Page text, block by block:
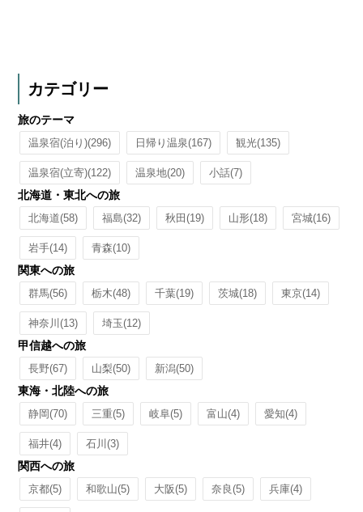
カテゴリー
旅のテーマ
温泉宿(泊り)(296) 日帰り温泉(167) 観光(135)
温泉宿(立寄)(122) 温泉地(20) 小話(7)
北海道・東北への旅
北海道(58) 福島(32) 秋田(19) 山形(18) 宮城(16)
岩手(14) 青森(10)
関東への旅
群馬(56) 栃木(48) 千葉(19) 茨城(18) 東京(14)
神奈川(13) 埼玉(12)
甲信越への旅
長野(67) 山梨(50) 新潟(50)
東海・北陸への旅
静岡(70) 三重(5) 岐阜(5) 富山(4) 愛知(4)
福井(4) 石川(3)
関西への旅
京都(5) 和歌山(5) 大阪(5) 奈良(5) 兵庫(4)